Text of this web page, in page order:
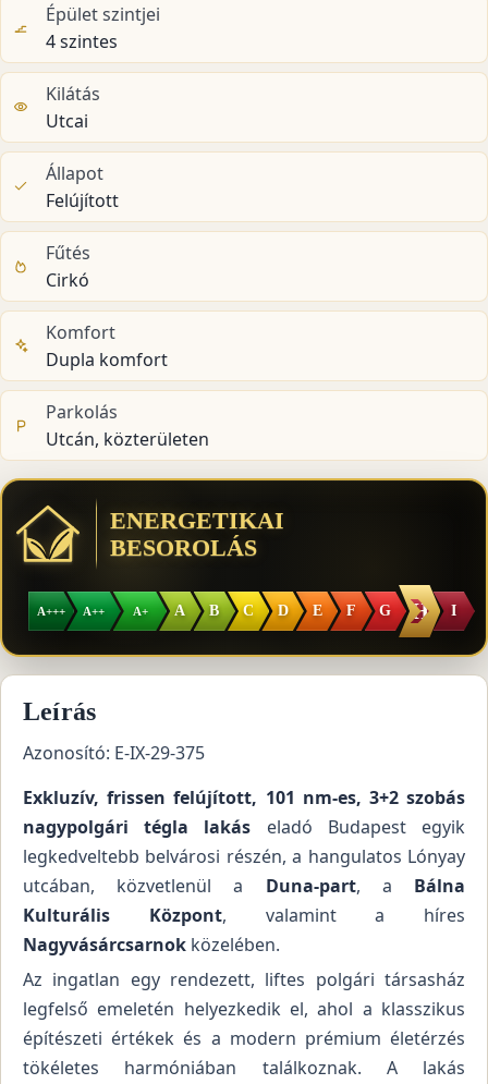
Épület szintjei
4 szintes
Kilátás
Utcai
Állapot
Felújított
Fűtés
Cirkó
Komfort
Dupla komfort
Parkolás
Utcán, közterületen
ENERGETIKAI
BESOROLÁS
A+++ A++ A+ A B C D E F G H I
Leírás
Azonosító: E-IX-29-375
Exkluzív, frissen felújított, 101 nm-es, 3+2 szobás
nagypolgári tégla lakás eladó Budapest egyik
legkedveltebb belvárosi részén, a hangulatos Lónyay
utcában, közvetlenül a Duna-part, a Bálna
Kulturális Központ, valamint a híres
Nagyvásárcsarnok közelében.
Az ingatlan egy rendezett, liftes polgári társasház
legfelső emeletén helyezkedik el, ahol a klasszikus
építészeti értékek és a modern prémium életérzés
tökéletes harmóniában találkoznak. A lakás